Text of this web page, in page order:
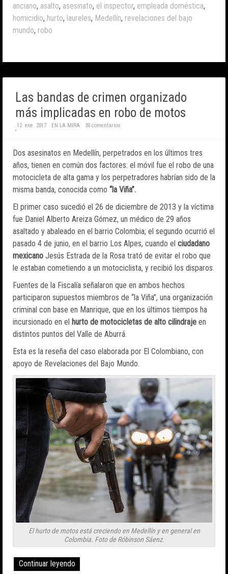
anciano, asalto, asesinato, el inspector, empleada doméstica,
homicidio, hurto, laureles, Medellín, revelaciones del bajo
mundo, robo
Las bandas de crimen organizado
más implicadas en robo de motos
;12. ene. 2017 EN LA MIRA 30 comentarios
Dos asesinatos en Medellín, perpetrados en los últimos tres
años, tienen en común dos factores: el móvil fue el robo de una
motocicleta de alta gama y los perpetradores habrían sido de la
misma banda, conocida como “la Viña”.
El primer caso sucedió el 26 de diciembre de 2013 y la víctima
fue Daniel Alberto Areiza Gómez, un médico de 29 años
asaltado y abaleado en el barrio Colombia; el segundo ocurrió el
pasado 4 de junio, en el barrio Los Alpes, cuando el ciudadano
mexicano Jesús Estrada de la Rosa trató de evitar el robo que
le estaban cometiendo a un motociclista, y recibió los disparos.
Fuentes de la Fiscalía señalaron que en ambos hechos
participaron supuestos miembros de “la Viña”, una organización
criminal con base en Manrique, que en los últimos tiempos ha
incursionado en el hurto de motocicletas de alto cilindraje en
distintos puntos del Valle de Aburrá.
Esta es la reseña del caso elaborada por El Colombiano, con
apoyo de Revelaciones del Bajo Mundo.
El hurto de motos está creciendo en Medellín y en general en
Colombia. Foto de Róbinson Sáenz.
Continuar leyendo